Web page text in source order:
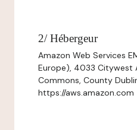
2/ Hébergeur
Amazon Web Services
Europe), 4033 Citywest
Commons, County
https://aws.amazon.com